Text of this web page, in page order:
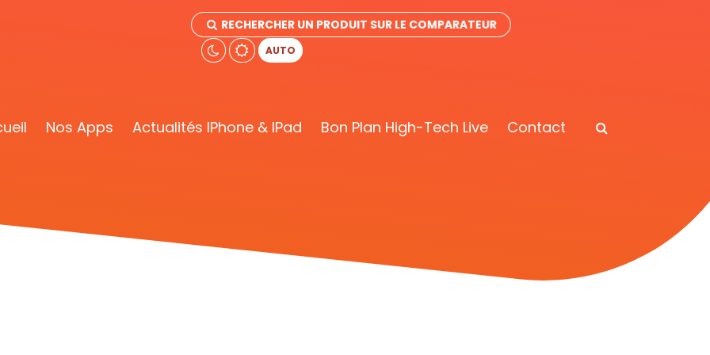
RECHERCHER UN PRODUIT SUR LE COMPARATEUR
AUTO
Nos Apps Actualités IPhone & IPad Bon Plan High-Tech Live Contact